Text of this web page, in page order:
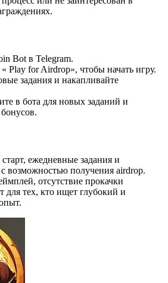
Bot в Telegram.
️Play for Airdrop», чтобы начать игру.
задания и накапливайте
в бота для новых заданий и
ежедневные задания и
возможностью получения airdrop.
отсутствие прокачки
для тех, кто ищет глубокий и